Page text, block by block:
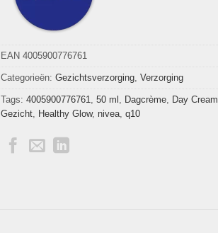
EAN 4005900776761
Categorieën: Gezichtsverzorging, Verzorging
Tags: 4005900776761, 50 ml , Dagcrème, Day Cream
Gezicht, Healthy Glow, nivea, q10